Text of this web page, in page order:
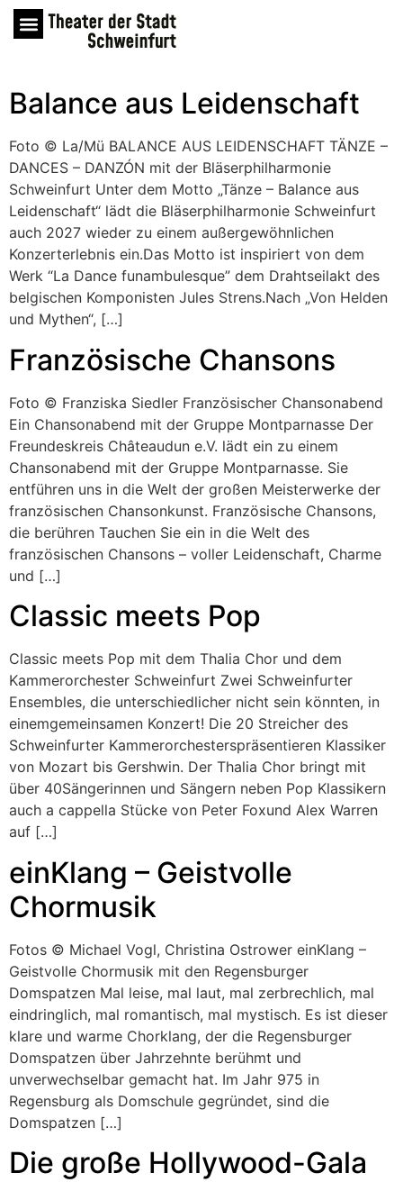
Balance aus Leidenschaft
Foto © La/Mü BALANCE AUS LEIDENSCHAFT TÄNZE –
DANCES – DANZÓN mit der Bläserphilharmonie
Schweinfurt Unter dem Motto „Tänze – Balance aus
Leidenschaft“ lädt die Bläserphilharmonie Schweinfurt
auch 2027 wieder zu einem außergewöhnlichen
Konzerterlebnis ein.Das Motto ist inspiriert von dem
Werk “La Dance funambulesque” dem Drahtseilakt des
belgischen Komponisten Jules Strens.Nach „Von Helden
und Mythen“, […]
Französische Chansons
Foto © Franziska Siedler Französischer Chansonabend
Ein Chansonabend mit der Gruppe Montparnasse Der
Freundeskreis Châteaudun e.V. lädt ein zu einem
Chansonabend mit der Gruppe Montparnasse. Sie
entführen uns in die Welt der großen Meisterwerke der
französischen Chansonkunst. Französische Chansons,
die berühren Tauchen Sie ein in die Welt des
französischen Chansons – voller Leidenschaft, Charme
und […]
Classic meets Pop
Classic meets Pop mit dem Thalia Chor und dem
Kammerorchester Schweinfurt Zwei Schweinfurter
Ensembles, die unterschiedlicher nicht sein könnten, in
einemgemeinsamen Konzert! Die 20 Streicher des
Schweinfurter Kammerorchesterspräsentieren Klassiker
von Mozart bis Gershwin. Der Thalia Chor bringt mit
über 40Sängerinnen und Sängern neben Pop Klassikern
auch a cappella Stücke von Peter Foxund Alex Warren
auf […]
einKlang – Geistvolle
Chormusik
Fotos © Michael Vogl, Christina Ostrower einKlang –
Geistvolle Chormusik mit den Regensburger
Domspatzen Mal leise, mal laut, mal zerbrechlich, mal
eindringlich, mal romantisch, mal mystisch. Es ist dieser
klare und warme Chorklang, der die Regensburger
Domspatzen über Jahrzehnte berühmt und
unverwechselbar gemacht hat. Im Jahr 975 in
Regensburg als Domschule gegründet, sind die
Domspatzen […]
Die große Hollywood-Gala